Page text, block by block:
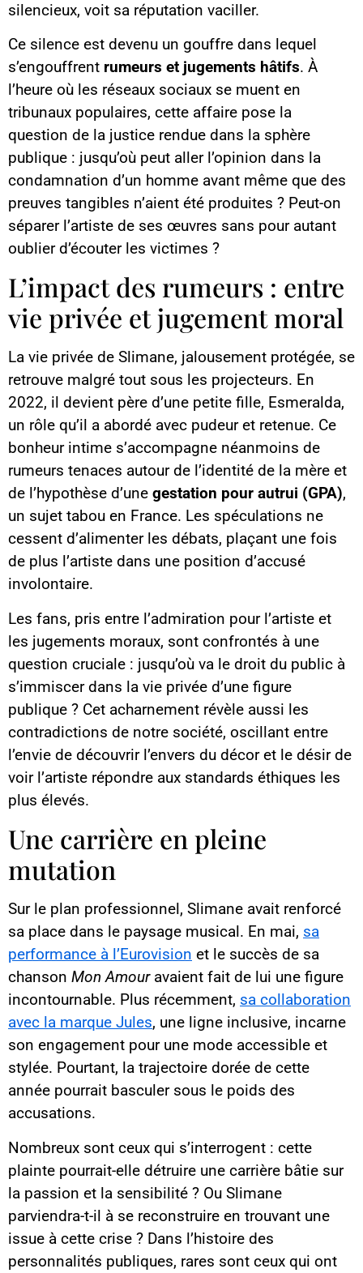
silencieux, voit sa réputation vaciller.
Ce silence est devenu un gouffre dans lequel
s’engouffrent rumeurs et jugements hâtifs. À
l’heure où les réseaux sociaux se muent en
tribunaux populaires, cette affaire pose la
question de la justice rendue dans la sphère
publique : jusqu’où peut aller l’opinion dans la
condamnation d’un homme avant même que des
preuves tangibles n’aient été produites ? Peut-on
séparer l’artiste de ses œuvres sans pour autant
oublier d’écouter les victimes ?
L’impact des rumeurs : entre
vie privée et jugement moral
La vie privée de Slimane, jalousement protégée, se
retrouve malgré tout sous les projecteurs. En
2022, il devient père d’une petite fille, Esmeralda,
un rôle qu’il a abordé avec pudeur et retenue. Ce
bonheur intime s’accompagne néanmoins de
rumeurs tenaces autour de l’identité de la mère et
de l’hypothèse d’une gestation pour autrui (GPA),
un sujet tabou en France. Les spéculations ne
cessent d’alimenter les débats, plaçant une fois
de plus l’artiste dans une position d’accusé
involontaire.
Les fans, pris entre l’admiration pour l’artiste et
les jugements moraux, sont confrontés à une
question cruciale : jusqu’où va le droit du public à
s’immiscer dans la vie privée d’une figure
publique ? Cet acharnement révèle aussi les
contradictions de notre société, oscillant entre
l’envie de découvrir l’envers du décor et le désir de
voir l’artiste répondre aux standards éthiques les
plus élevés.
Une carrière en pleine
mutation
Sur le plan professionnel, Slimane avait renforcé
sa place dans le paysage musical. En mai, sa
performance à l’Eurovision et le succès de sa
chanson Mon Amouravaient fait de lui une figure
incontournable. Plus récemment, sa collaboration
avec la marque Jules, une ligne inclusive, incarne
son engagement pour une mode accessible et
stylée. Pourtant, la trajectoire dorée de cette
année pourrait basculer sous le poids des
accusations.
Nombreux sont ceux qui s’interrogent : cette
plainte pourrait-elle détruire une carrière bâtie sur
la passion et la sensibilité ? Ou Slimane
parviendra-t-il à se reconstruire en trouvant une
issue à cette crise ? Dans l’histoire des
personnalités publiques, rares sont ceux qui ont